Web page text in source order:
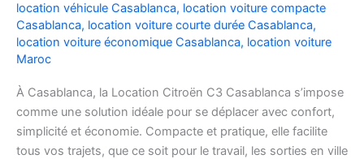
location véhicule Casablanca, location voiture compacte
Casablanca, location voiture courte durée Casablanca,
location voiture économique Casablanca, location voiture
Maroc
À Casablanca, la Location Citroën C3 Casablanca s’impose
comme une solution idéale pour se déplacer avec confort,
simplicité et économie. Compacte et pratique, elle facilite
tous vos trajets, que ce soit pour le travail, les sorties en ville